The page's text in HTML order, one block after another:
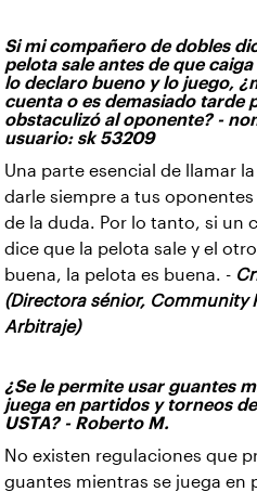
Si mi compañero de dobles
pelota sale antes de que
lo declaro bueno y lo juego,
cuenta o es demasiado tarde
obstaculizó al oponente? -
usuario: sk 53209
Una parte esencial de llamar
darle siempre a tus
de la duda. Por lo tanto, si un
dice que la pelota sale y el
buena, la pelota es buena. -
(Directora sénior, Community
Arbitraje)
¿Se le permite usar guantes
juega en partidos y torneos
USTA? - Roberto M.
No existen regulaciones que
guantes mientras se juega en